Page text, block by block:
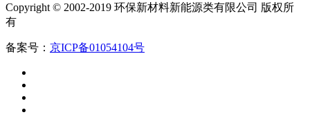
Copyright © 2002-2019 环保新材料新能源类有限公司 版权所
有
备案号： 京ICP备01054104号